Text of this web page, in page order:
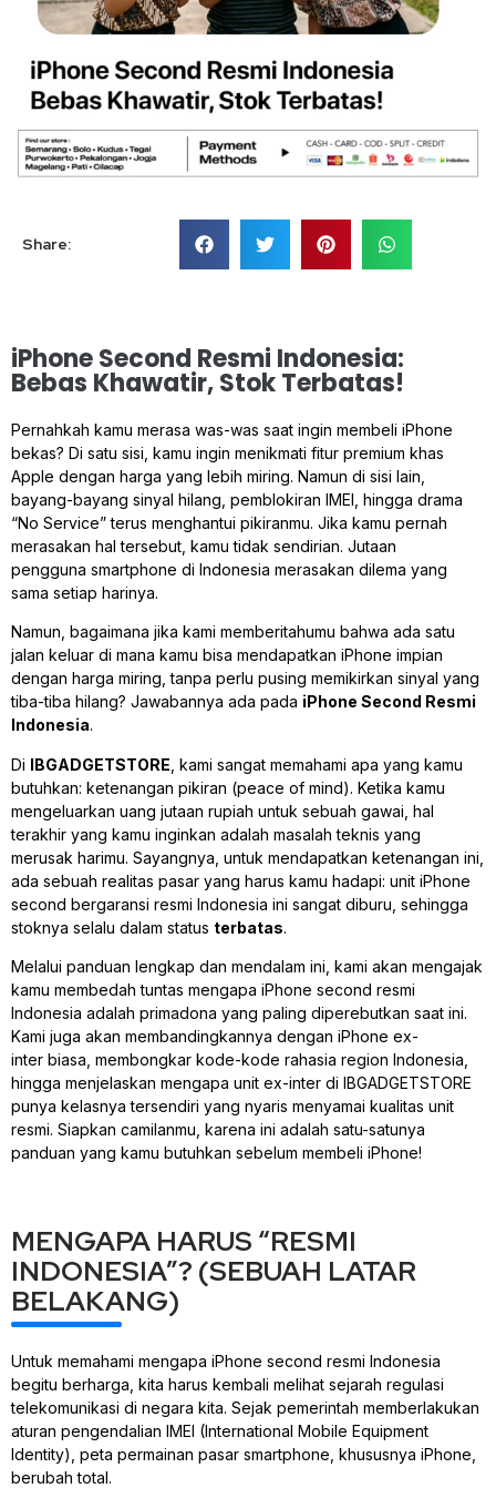
Share:
iPhone Second Resmi Indonesia:
Bebas Khawatir, Stok Terbatas!
Pernahkah kamu merasa was-was saat ingin membeli iPhone
bekas? Di satu sisi, kamu ingin menikmati fitur premium khas
Apple dengan harga yang lebih miring. Namun di sisi lain,
bayang-bayang sinyal hilang, pemblokiran IMEI, hingga drama
“No Service” terus menghantui pikiranmu. Jika kamu pernah
merasakan hal tersebut, kamu tidak sendirian. Jutaan
pengguna smartphone di Indonesia merasakan dilema yang
sama setiap harinya.
Namun, bagaimana jika kami memberitahumu bahwa ada satu
jalan keluar di mana kamu bisa mendapatkan iPhone impian
dengan harga miring, tanpa perlu pusing memikirkan sinyal yang
tiba-tiba hilang? Jawabannya ada pada iPhone Second Resmi
Indonesia.
Di IBGADGETSTORE , kami sangat memahami apa yang kamu
butuhkan: ketenangan pikiran (peace of mind). Ketika kamu
mengeluarkan uang jutaan rupiah untuk sebuah gawai, hal
terakhir yang kamu inginkan adalah masalah teknis yang
merusak harimu. Sayangnya, untuk mendapatkan ketenangan ini,
ada sebuah realitas pasar yang harus kamu hadapi: unit iPhone
second bergaransi resmi Indonesia ini sangat diburu, sehingga
stoknya selalu dalam status terbatas.
Melalui panduan lengkap dan mendalam ini, kami akan mengajak
kamu membedah tuntas mengapa iPhone second resmi
Indonesia adalah primadona yang paling diperebutkan saat ini.
Kami juga akan membandingkannya dengan iPhone ex-
inter biasa, membongkar kode-kode rahasia region Indonesia,
hingga menjelaskan mengapa unit ex-inter di IBGADGETSTORE
punya kelasnya tersendiri yang nyaris menyamai kualitas unit
resmi. Siapkan camilanmu, karena ini adalah satu-satunya
panduan yang kamu butuhkan sebelum membeli iPhone!
MENGAPA HARUS “RESMI
INDONESIA”? (SEBUAH LATAR
BELAKANG)
Untuk memahami mengapa iPhone second resmi Indonesia
begitu berharga, kita harus kembali melihat sejarah regulasi
telekomunikasi di negara kita. Sejak pemerintah memberlakukan
aturan pengendalian IMEI (International Mobile Equipment
Identity), peta permainan pasar smartphone , khususnya iPhone,
berubah total.